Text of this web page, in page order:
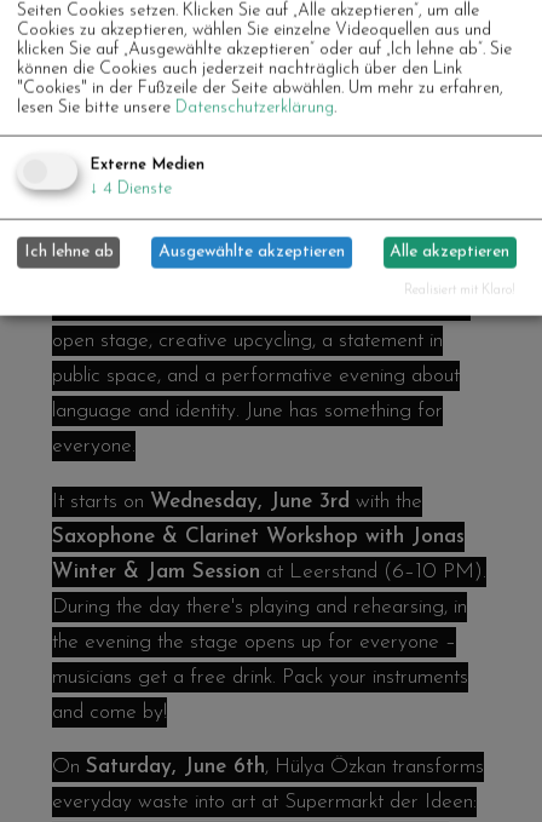
nachwirken.
Daneben läuft natürlich das wöchentliche
Programm weiter: dasCommunity Dinner
freitags (gemeinsam kochen ab 17 Uhr, essen ab
19.30 Uhr) und die vielen offenen Sprach-, Yoga-
und Frühstücksangebote unter der Woche.
open stage, creative upcycling, a statement in
public space, and a performative evening about
language and identity. June has something for
everyone.
It starts on Wednesday, June 3rd with the
Saxophone & Clarinet Workshop with Jonas
Winter & Jam Session at Leerstand (6–10 PM).
During the day there's playing and rehearsing, in
the evening the stage opens up for everyone –
musicians get a free drink. Pack your instruments
and come by!
On Saturday, June 6th, Hülya Özkan transforms
everyday waste into art at Supermarkt der Ideen:
Seiten Cookies setzen. Klicken Sie auf „Alle akzeptieren“, um alle
Cookies zu akzeptieren, wählen Sie einzelne Videoquellen aus und
klicken Sie auf „Ausgewählte akzeptieren“ oder auf „Ich lehne ab“. Sie
können die Cookies auch jederzeit nachträglich über den Link
"Cookies" in der Fußzeile der Seite abwählen. Um mehr zu erfahren,
lesen Sie bitte unsere Datenschutzerklärung.
Externe Medien
↓ 4 Dienste
Ich lehne ab Ausgewählte akzeptieren Alle akzeptieren
Realisiert mit Klaro!